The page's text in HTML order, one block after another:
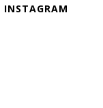
INSTAGRAM